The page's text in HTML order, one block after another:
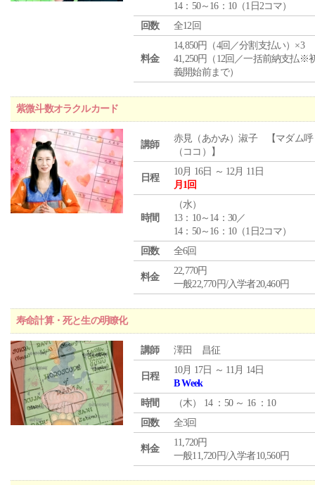
14：50～16：10（1日2コマ）
回数
全12回
料金
14,850円（4回／分割支払い）×3
41,250円（12回／一括前納支払※
義開始前まで）
紫微斗数オラクルカード
講師
赤見（あかみ）淑子 【マダム呼
（ココ）】
日程
10月 16日 ～ 12月 11日
月1回
時間
（水）
13：10～14：30／
14：50～16：10（1日2コマ）
回数
全6回
料金
22,770円
一般22,770円/入学者20,460円
寿命計算・死と生の明瞭化
講師 澤田 昌征
日程
10月 17日 ～ 11月 14日
B Week
時間
（木） 14 ：50 ～ 16 ：10
回数
全3回
料金
11,720円
一般11,720円/入学者10,560円